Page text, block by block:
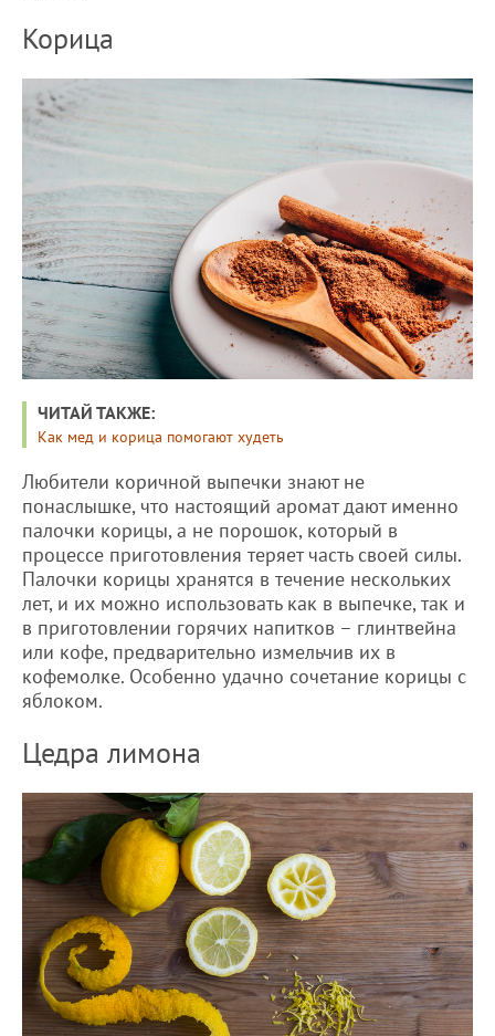
Корица
ЧИТАЙ ТАКЖЕ:
Как мед и корица помогают худеть
Любители коричной выпечки знают не
понаслышке, что настоящий аромат дают именно
палочки корицы, а не порошок, который в
процессе приготовления теряет часть своей силы.
Палочки корицы хранятся в течение нескольких
лет, и их можно использовать как в выпечке, так и
в приготовлении горячих напитков – глинтвейна
или кофе, предварительно измельчив их в
кофемолке. Особенно удачно сочетание корицы с
яблоком.
Цедра лимона